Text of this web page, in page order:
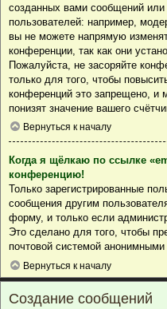
созданных вами сообщений
пользователей: например,
вы не можете напрямую
конференции, так как они
Пожалуйста, не засоряйте
только для того, чтобы
конференций это запрещено, и
понизят значение вашего
Вернуться к началу
Когда я щёлкаю по ссылке
конференцию!
Только зарегистрированные
сообщения другим
форму, и только если
Это сделано для того, чтобы
почтовой системой
Вернуться к началу
Создание сообщений